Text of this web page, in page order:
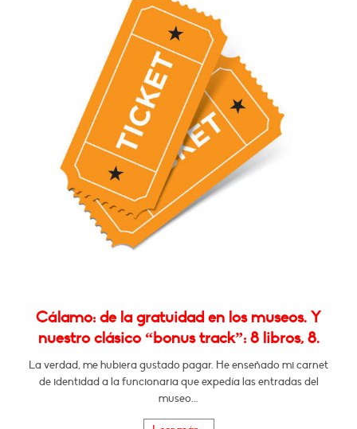
Cálamo: de la gratuidad en los museos. Y
nuestro clásico “bonus track”: 8 libros, 8.
La verdad, me hubiera gustado pagar. He enseñado mi carnet
de identidad a la funcionaria que expedía las entradas del
museo...